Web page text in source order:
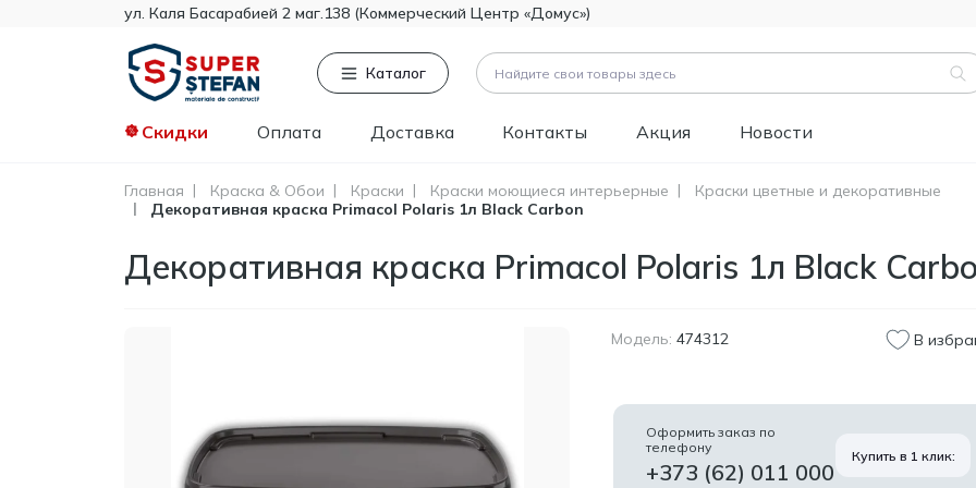
ул. Каля Басарабией 2 маг.138 (Коммерческий Центр «Домус»)
Каталог
Скидки Оплата Доставка Контакты Акция Новости
Часто ищут
Knauf
Тент
Полистирол
Товары (3183
Битумно-полимерная
гидроизоляция FOME
514.60
силиконовая
Tikkurila Novasil
(база MRA), 2,7л
1 346.60
MDL
Главная Краска & Обои Краски Краски моющиеся интерьерные
Краски цветные и декоративные
Декоративная краска Primacol Polaris 1л Black Carbon
Декоративная краска Primacol Polaris 1л Black
Модель: 474312 В
Оформить заказ по
телефону
+373 (62) 011 000
Купить в 1 клик: